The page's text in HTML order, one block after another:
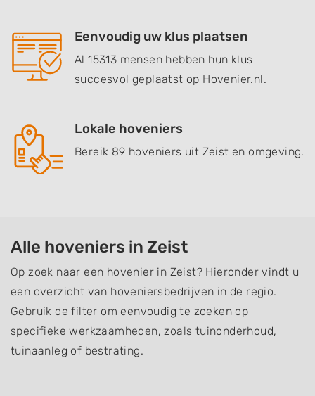
Eenvoudig uw klus plaatsen
Al 15313 mensen hebben hun klus
succesvol geplaatst op Hovenier.nl.
Lokale hoveniers
Bereik 89 hoveniers uit Zeist en omgeving.
Alle hoveniers in Zeist
Op zoek naar een hovenier in Zeist? Hieronder vindt u
een overzicht van hoveniersbedrijven in de regio.
Gebruik de filter om eenvoudig te zoeken op
specifieke werkzaamheden, zoals tuinonderhoud,
tuinaanleg of bestrating.